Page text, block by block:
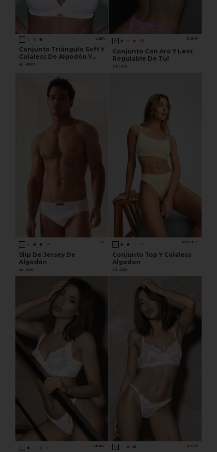
LARA
Conjunto Triángulo Soft Y
Colaless De Algodón Y
Lycra
Art. 4680
+2 SIGRY
Conjunto Con Aro Y Less
Regulable De Tul
Art. 1833
+6 G3
Slip De Jersey De
Algodón
Art. 3401
+1 BRIGITTE
Conjunto Top Y Colaless
Algodon
Art. 2200
+1 SIGRY SIGRY